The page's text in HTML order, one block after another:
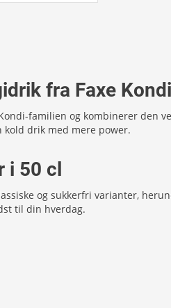
fra Faxe Kondi
familien og kombinerer den
kold drik med mere power.
i 50 cl
og sukkerfri varianter,
til din hverdag.